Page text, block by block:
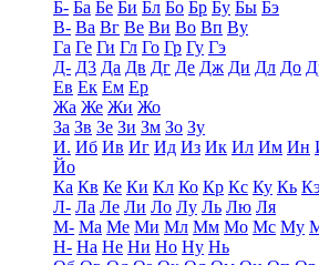
Б- Ба Бе Би Бл Бо Бр Бу Бы Бэ
В- Ва Вг Ве Ви Во Вп Ву
Га Ге Ги Гл Го Гр Гу Гэ
Д- Д3 Да Дв Дг Де Дж Ди Дл До
Ев Ек Ем Ер
Жа Же Жи Жо
За Зв Зе Зи Зм Зо Зу
И. Иб Ив Иг Ид Из Ик Ил Им Ин
Йо
Ка Кв Ке Ки Кл Ко Кр Кс Ку Кь
Л- Ла Ле Ли Ло Лу Ль Лю Ля
М- Ма Ме Ми Мл Мм Мо Мс Му
Н- На Не Ни Но Ну Нь